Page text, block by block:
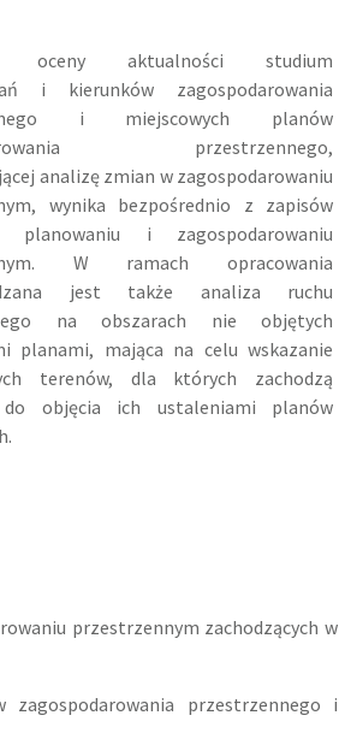
oceny aktualności studium
i kierunków zagospodarowania
i miejscowych planów
przestrzennego,
analizę zmian w zagospodarowaniu
wynika bezpośrednio z zapisów
i zagospodarowaniu
W ramach opracowania
jest także analiza ruchu
na obszarach nie objętych
planami, mająca na celu wskazanie
terenów, dla których zachodzą
do objęcia ich ustaleniami planów
przestrzennym zachodzących w
przestrzennego i